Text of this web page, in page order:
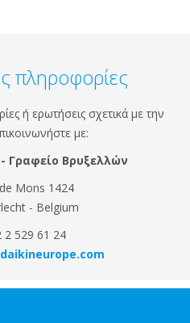
πληροφορίες
ή ερωτήσεις σχετικά με την
με:
Γραφείο Βρυξελλών
Mons 1424
- Belgium
2 529 61 24